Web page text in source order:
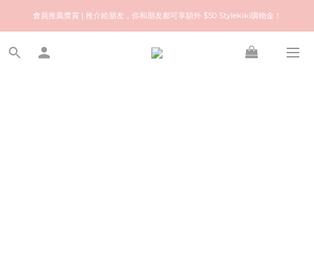
歡迎來到快樂的尋寶之旅！你可信賴的名牌中古店！優質保健美容產品推薦！
會員推薦獎賞 | 推介給朋友，你和朋友都可享額外 $50 Stylekiki購物金！
歡迎來到快樂的尋寶之旅！你可信賴的名牌中古店！優質保健美容產品推薦！